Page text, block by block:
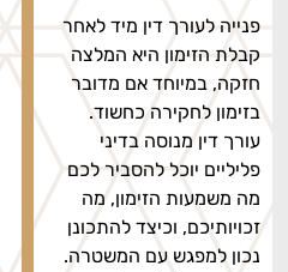
פנייה לעורך דין מיד לאחר
קבלת הזימון היא המלצה
חזקה, במיוחד אם מדובר
בזימון לחקירה כחשוד.
עורך דין מנוסה בדיני
פליליים יוכל להסביר לכם
מה משמעות הזימון, מה
זכויותיכם, וכיצד להתכונן
נכון למפגש עם המשטרה.